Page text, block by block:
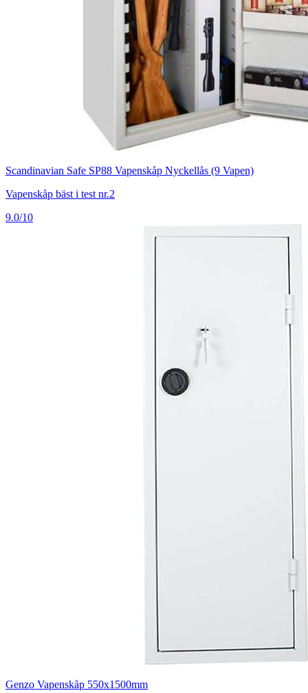
Scandinavian Safe SP88 Vapenskåp Nyckellås (9 Vapen)
Vapenskåp bäst i test nr.2
9.0/10
Genzo Vapenskåp 550x1500mm